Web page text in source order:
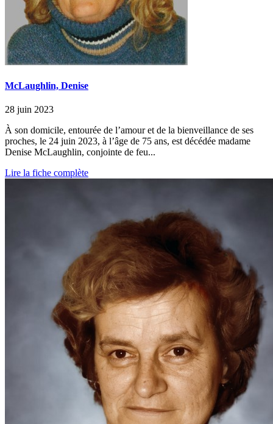
McLaughlin, Denise
28 juin 2023
À son domicile, entourée de l’amour et de la bienveillance de ses
proches, le 24 juin 2023, à l’âge de 75 ans, est décédée madame
Denise McLaughlin, conjointe de feu...
Lire la fiche complète